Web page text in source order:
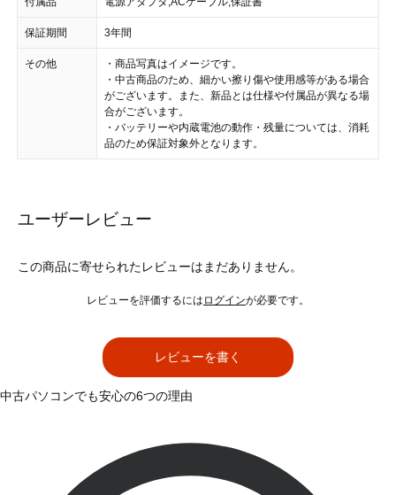
保証期間 3年間
その他
・商品写真はイメージです。
・中古商品のため、細かい擦り傷や使用感等がある場合
がございます。また、新品とは仕様や付属品が異なる場
合がございます。
・バッテリーや内蔵電池の動作・残量については、消耗
品のため保証対象外となります。
ユーザーレビュー
この商品に寄せられたレビューはまだありません。
レビューを評価するには ログインが必要です。
レビューを書く
中古パソコンでも安心の6つの理由